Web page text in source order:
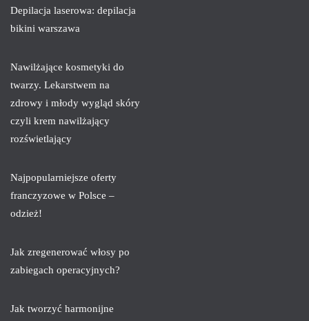
Depilacja laserowa: depilacja
bikini warszawa
Nawilżające kosmetyki do
twarzy. Lekarstwem na
zdrowy i młody wygląd skóry
czyli krem nawilżający
rozświetlający
Najpopularniejsze oferty
franczyzowe w Polsce –
odzież!
Jak zregenerować włosy po
zabiegach operacyjnych?
Jak tworzyć harmonijne